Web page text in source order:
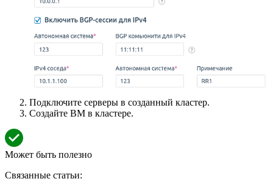
Подключите серверы в созданный кластер.
Создайте ВМ в кластере.
Может быть полезно
Связанные статьи: